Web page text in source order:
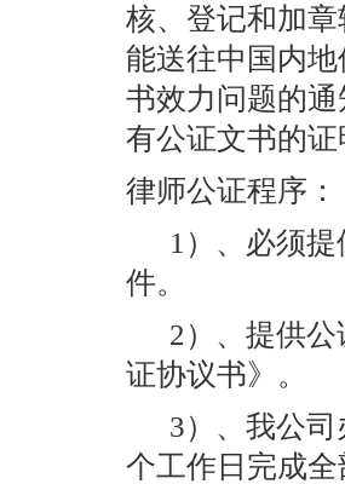
核、登记和加
能送往中国内
书效力问题的
有公证文书的
律师公证程序：
1）、必须提
件。
2）、提供公
证协议书》。
3）、我公司
个工作日完成